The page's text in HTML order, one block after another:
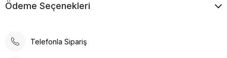
evde, günlük yaşamın her alanında kullanılabilir.
terlik, rahatlığı ve şıklığı bir arada arayanlar için tasarlanmıştır.
Ödeme Seçenekleri
Telefonla Sipariş